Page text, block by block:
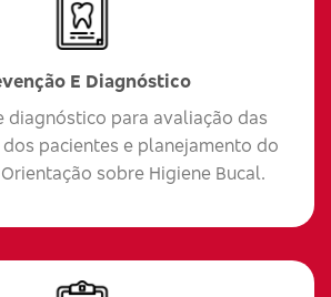
E Diagnóstico
diagnóstico para avaliação das
pacientes e planejamento do
sobre Higiene Bucal.